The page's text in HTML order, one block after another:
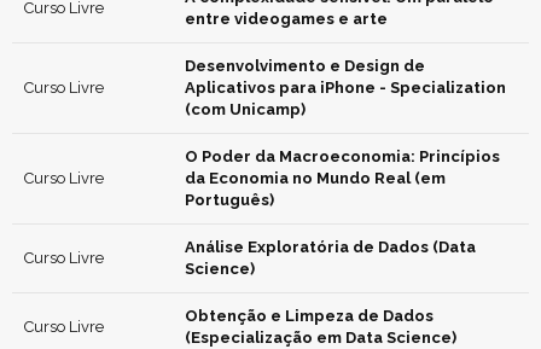
Curso Livre
entre videogames e arte
Curso Livre
Desenvolvimento e Design de
Aplicativos para iPhone - Specialization
(com Unicamp)
Curso Livre
O Poder da Macroeconomia: Princípios
da Economia no Mundo Real (em
Português)
Curso Livre
Análise Exploratória de Dados (Data
Science)
Curso Livre
Obtenção e Limpeza de Dados
(Especialização em Data Science)